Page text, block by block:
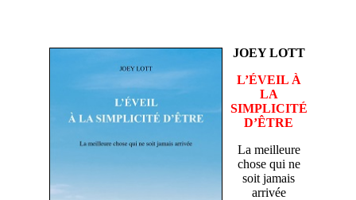
JOEY LOTT
L’ÉVEIL À
LA
SIMPLICITÉ
D’ÊTRE
La meilleure
chose qui ne
soit jamais
arrivée